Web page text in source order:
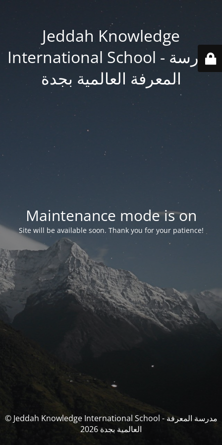
Jeddah Knowledge
International School - مدرسة
المعرفة العالمية بجدة
Maintenance mode is on
Site will be available soon. Thank you for your patience!
© Jeddah Knowledge International School - مدرسة المعرفة
العالمية بجدة 2026